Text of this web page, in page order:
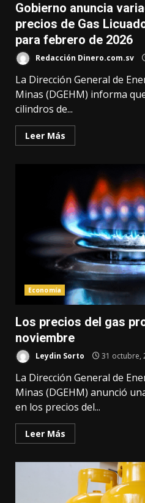
Gobierno anuncia
precios de Gas
para febrero de 2026
Redacción Dinero.com.sv
La Dirección General de
Minas (DGEHM) informa
cilindros de...
Leer Más
Economía
Los precios del gas
noviembre
Leydin Sorto 31 octubre,
La Dirección General de
Minas (DGEHM) anunció
en los precios del...
Leer Más